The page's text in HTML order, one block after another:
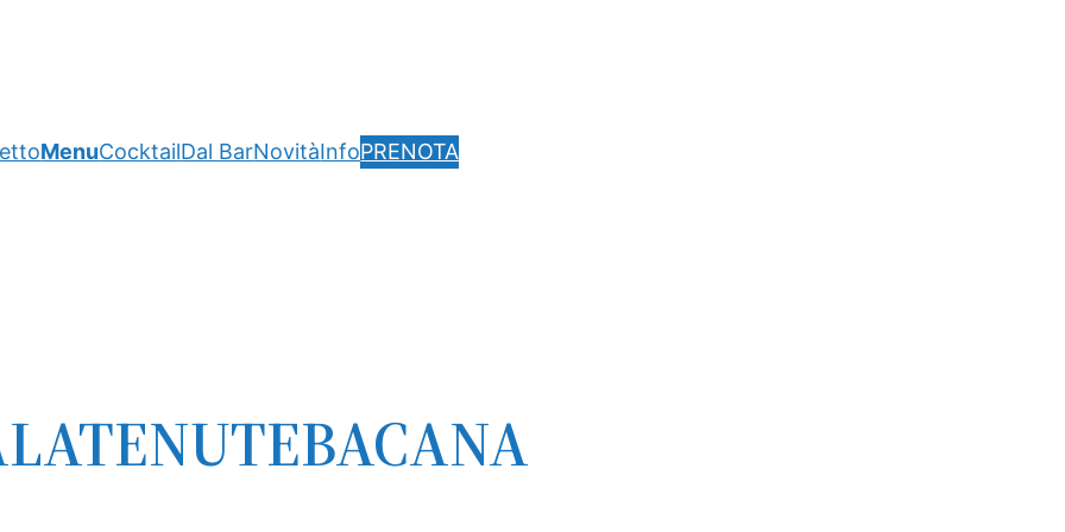
MenuCocktailDal BarNovitàInfoPRENOTA